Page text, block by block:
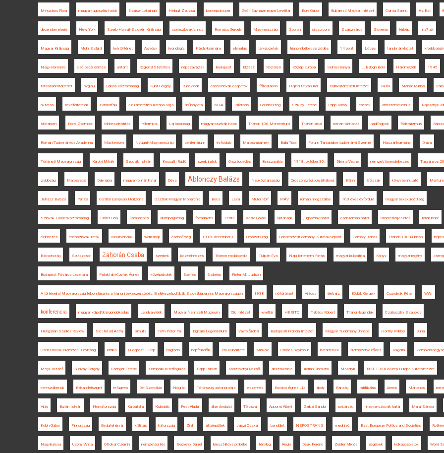
Mészáros Flóra magyar-jugoszláv határ Elzász-Lotaringia Heilauf Zsuzsa koncepciós per Győri Egyházmegyei Levéltár Egry Gábor Bukaresti Magyar Intézet Csinta Samu Az Est
december elseje New York Szerb-Horvát-Szlovén Királyság csehszlovakizmus Romsics Gergely Magyarország Sopron ujszo.com Szászváros Slovenia térkép ma7.sk
Magyar Királyság Mohr Szilárd helytörténet Algyógy kronológia Károlyi-kormány ellenállás térképzetek trianoni békeszerződés 14 pont Lőcse tanulmánykötet kisebbségi
Nagy-Románia első bécsi döntés antant Regional Statistics népszavazás Budapest Elzász Rozsnyó Közép-Európa Selmecbánya L. Balogh Béni Háromszék 1945
társadalomtörténet hvg.hu Bánáti Köztársaság Kunt Gergely Ruhr-vidék csehszlovák csapatok főreáliskola Hajnal István Kör Politikatörténeti Intézet 24.hu Molnár Miklós
oktatás békefeltételek Pándorfalu az Ismeretlen Katona Sírja műhelyvita MTA Inforádió Gombaszög Sziklay Ferenc Papp Károly csehek antiszemitizmus Rajcsányi
statárium Bódy Zsombor többes identitás reformkor Lajtabánság magyar-osztrák határ Trianon 100 Momentum Trianon arcai román támadás hadifoglyok föderalizmus
Román Tudományos Akadémia Mackensen Nyugat-Magyarország centenárium évforduló Marosvásárhely Balla Tibor Fórum Társadalomtudományi Szemle Huszár-kormány Dráva
Történeti Magyarország Károlyi Mihály Gaucsík István Kossuth Rádió szerb iratok Országgyűlés Besszarábia 1918. október 30. Dilema Veche nemzeti önrendelkezés Tusványos
zsidóság Marosvécs Dalmácia magyar-román határ Déva Ablonczy Balázs Népköztársaság Oroszországi polgárháború Brünn Erőszak könyvbemutató
Juhász Balázs Párizs Central European Horizons Osztrák-Magyar Monarchia Bécs Léva Müller Rolf MÁV román megszállás 100 éves évforduló magyar békeküldöttség
Szlovák Tanácsköztársaság Linder Béla Karánsebes állampolgárság forradalom Zenta Vasile Goldiș optánsok jugoszláv határ cseh-román határ ismeretterjesztés török béke
élelmezés csehszlovák iratok vasútvonalak workshop csendőrség 1918. december 1. Oroszország Bölcsészettudományi Kutatóközpont Gömöry János Trianon 100 Rubicon
Bácsország Szászcsór Zahorán Csaba szerbek közélelmezés Trianon enciklopédia Tulipán Éva Napi történelmi forrás magyar külpolitika Könyv magyar regény
Budapest Főváros Levéltára Patakfalvi-Czirják Ágnes középiskolák Eperjes Szibéria Pieter M. Judson
A történelmi Magyarország felbomlása és a trianoni békeszerződés. Emlékezetpolitikák Szlovákiában és Magyarországon 1938 nőtörténet Világos életrajz Bödők Gergely Csunderlik Péter WWI
konferencia magyar külpolitikai gondolkodás Lendva-vidék Magyar Nemzeti Múzeum Clio Intézet levéltár HERITO Takács Róbert Trianon-legendák Czáboczky Szabolcs
Hungarian Studies Review Sic Itur ad Astra Smuts Tóth Péter Pál Digitális Legendárium Vavro Šrobár Budapesti Francia Intézet Magyar Tudomány Ünnepe Horthy Miklós Duna
Csehszlovák Nemzeti Bizottság kritika Budapesti Hírlap migráció népfelkelők Pro Minoritate Miskolc Charles Seymour határtervek államszerveződés Bulgária Zempléni-
Mélyi József Szilvay Gergely Csenger Ferenc szimbolikus térfoglalás Papp István Kosztolányi Dezső arisztokrácia Adrian Cioroianu Masaryk NKE EJKK Közép-Európa Kutatóintézet
kérészállamok Balkán-félsziget refugees Dél-Szlovákia Nógrád Tótország autonómiája leszerelés Kovács Ágnes Lilla Ipoly Bánság ratifikálás ünnep Martonos
Világ Burián István Horvátország Kárpátalja Klubrádió Fest Aladár államfordulat Törcsvár Apponyi Albert Garbai Sándor polgárság magyar-szlovák határ Márai Sándor
Koloh Gábor Finnország Gyulafehérvár kiállítás hátország Zilah áttelepültek Jászi Oszkár Lendület NEPOSTRANS meghívó East European Politics and Societies
Nagybarcsa Uzonyi Anita Ottokar Czernin nemzetépítés Segyevy Dániel breszt-litovszki béke tényleg Regio Deák Ferenc Zeidler Miklós segélyek külkapcsolatok World